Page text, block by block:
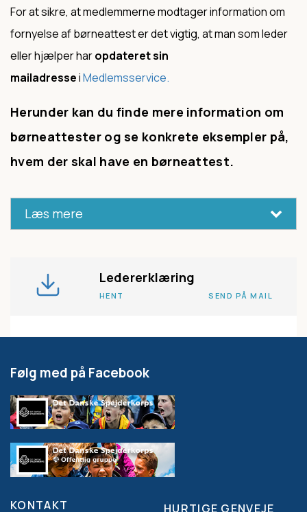
For at sikre, at medlemmerne modtager information om
fornyelse af børneattest er det vigtig, at man som leder
eller hjælper haropdateret sin
mailadresseiMedlemsservice.
Herunder kan du finde mere information om
børneattester og se konkrete eksempler på,
hvem der skal have en børneattest.
Læs mere
børneattest?
• har direkte kontakt og ansvar i arbejdet med børn
under 15 år i deres foreningsarbejde.
• deltager i aktiviteter mere end 3 gange i løbet af 3
måneder, eller i en sammenhængende periode af
mere end 1 uges varighed.
Du kan i teksten nedenfor se flere eksempler på,
Ledererklæring
HENT SEND PÅ MAIL
Følg med på Facebook
KONTAKT HURTIGE GENVEJE